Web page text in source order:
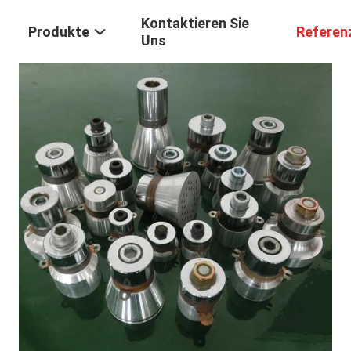
Produkte
Kontaktieren Sie
Uns